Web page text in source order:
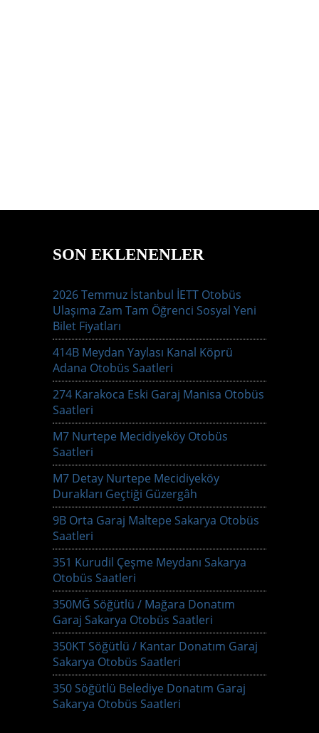
SON EKLENENLER
2026 Temmuz İstanbul İETT Otobüs
Ulaşıma Zam Tam Öğrenci Sosyal Yeni
Bilet Fiyatları
414B Meydan Yaylası Kanal Köprü
Adana Otobüs Saatleri
274 Karakoca Eski Garaj Manisa Otobüs
Saatleri
M7 Nurtepe Mecidiyeköy Otobüs
Saatleri
M7 Detay Nurtepe Mecidiyeköy
Durakları Geçtiği Güzergâh
9B Orta Garaj Maltepe Sakarya Otobüs
Saatleri
351 Kurudil Çeşme Meydanı Sakarya
Otobüs Saatleri
350MĞ Söğütlü / Mağara Donatım
Garaj Sakarya Otobüs Saatleri
350KT Söğütlü / Kantar Donatım Garaj
Sakarya Otobüs Saatleri
350 Söğütlü Belediye Donatım Garaj
Sakarya Otobüs Saatleri